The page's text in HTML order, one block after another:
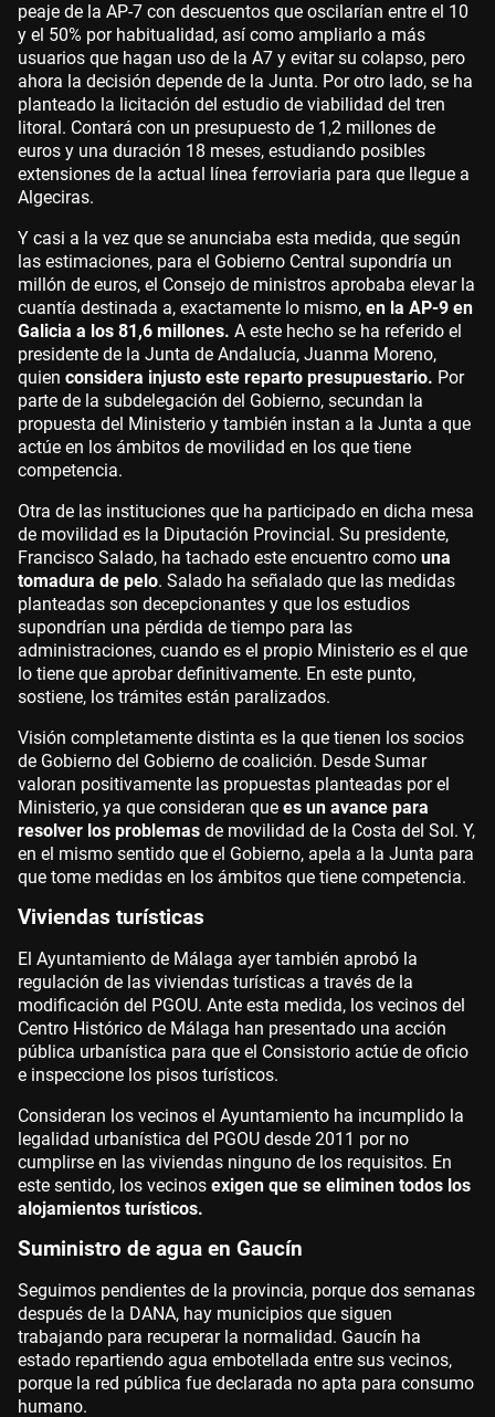
peaje de la AP-7 con descuentos que oscilarían entre el 10
y el 50% por habitualidad, así como ampliarlo a más
usuarios que hagan uso de la A7 y evitar su colapso, pero
ahora la decisión depende de la Junta. Por otro lado, se ha
planteado la licitación del estudio de viabilidad del tren
litoral. Contará con un presupuesto de 1,2 millones de
euros y una duración 18 meses, estudiando posibles
extensiones de la actual línea ferroviaria para que llegue a
Algeciras.
Y casi a la vez que se anunciaba esta medida, que según
las estimaciones, para el Gobierno Central supondría un
millón de euros, el Consejo de ministros aprobaba elevar la
cuantía destinada a, exactamente lo mismo, en la AP-9 en
Galicia a los 81,6 millones. A este hecho se ha referido el
presidente de la Junta de Andalucía, Juanma Moreno,
quien considera injusto este reparto presupuestario. Por
parte de la subdelegación del Gobierno, secundan la
propuesta del Ministerio y también instan a la Junta a que
actúe en los ámbitos de movilidad en los que tiene
competencia.
Otra de las instituciones que ha participado en dicha mesa
de movilidad es la Diputación Provincial. Su presidente,
Francisco Salado, ha tachado este encuentro como una
tomadura de pelo. Salado ha señalado que las medidas
planteadas son decepcionantes y que los estudios
supondrían una pérdida de tiempo para las
administraciones, cuando es el propio Ministerio es el que
lo tiene que aprobar definitivamente. En este punto,
sostiene, los trámites están paralizados.
Visión completamente distinta es la que tienen los socios
de Gobierno del Gobierno de coalición. Desde Sumar
valoran positivamente las propuestas planteadas por el
Ministerio, ya que consideran que es un avance para
resolver los problemas de movilidad de la Costa del Sol. Y,
en el mismo sentido que el Gobierno, apela a la Junta para
que tome medidas en los ámbitos que tiene competencia.
Viviendas turísticas
El Ayuntamiento de Málaga ayer también aprobó la
regulación de las viviendas turísticas a través de la
modificación del PGOU. Ante esta medida, los vecinos del
Centro Histórico de Málaga han presentado una acción
pública urbanística para que el Consistorio actúe de oficio
e inspeccione los pisos turísticos.
Consideran los vecinos el Ayuntamiento ha incumplido la
legalidad urbanística del PGOU desde 2011 por no
cumplirse en las viviendas ninguno de los requisitos. En
este sentido, los vecinos exigen que se eliminen todos los
alojamientos turísticos.
Suministro de agua en Gaucín
Seguimos pendientes de la provincia, porque dos semanas
después de la DANA, hay municipios que siguen
trabajando para recuperar la normalidad. Gaucín ha
estado repartiendo agua embotellada entre sus vecinos,
porque la red pública fue declarada no apta para consumo
humano.